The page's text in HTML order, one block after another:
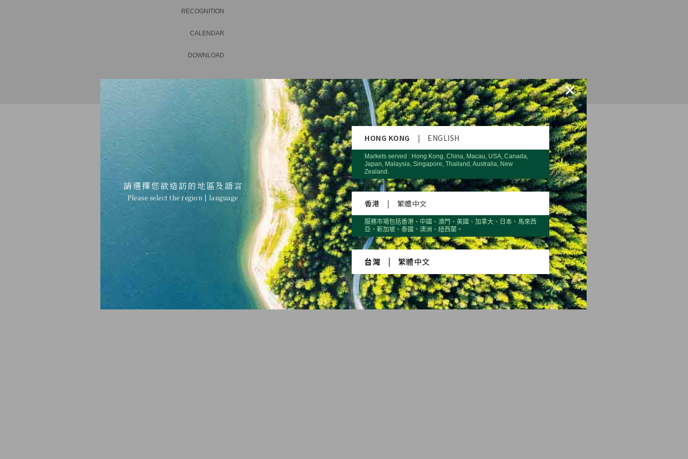
RECOGNITION
CALENDAR
DOWNLOAD
×
請選擇您欲造訪的地區及語言
Please select the region | language
HONG KONG | ENGLISH
Markets served : Hong Kong, China, Macau, USA, Canada,
Japan, Malaysia, Singapore, Thailand, Australia, New
Zealand.
香港 | 繁體中文
服務市場包括香港、中國、澳門、美國、加拿大、日本、馬來西
亞、新加坡、泰國、澳洲、紐西蘭。
台灣 | 繁體中文